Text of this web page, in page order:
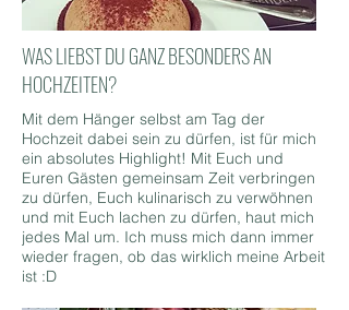
WAS LIEBST DU GANZ BESONDERS AN
HOCHZEITEN?
Mit dem Hänger selbst am Tag der
Hochzeit dabei sein zu dürfen, ist für mich
ein absolutes Highlight! Mit Euch und
Euren Gästen gemeinsam Zeit verbringen
zu dürfen, Euch kulinarisch zu verwöhnen
und mit Euch lachen zu dürfen, haut mich
jedes Mal um. Ich muss mich dann immer
wieder fragen, ob das wirklich meine Arbeit
ist :D